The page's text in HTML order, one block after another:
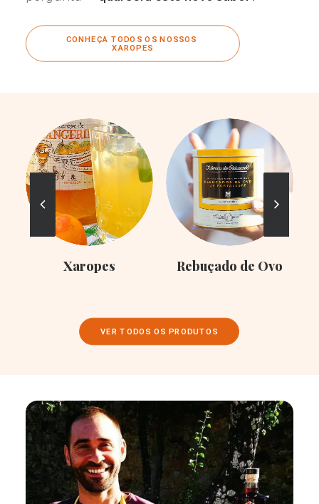
CONHEÇA TODOS OS NOSSOS
XAROPES
Xaropes Rebuçado de Ovo
VER TODOS OS PRODUTOS